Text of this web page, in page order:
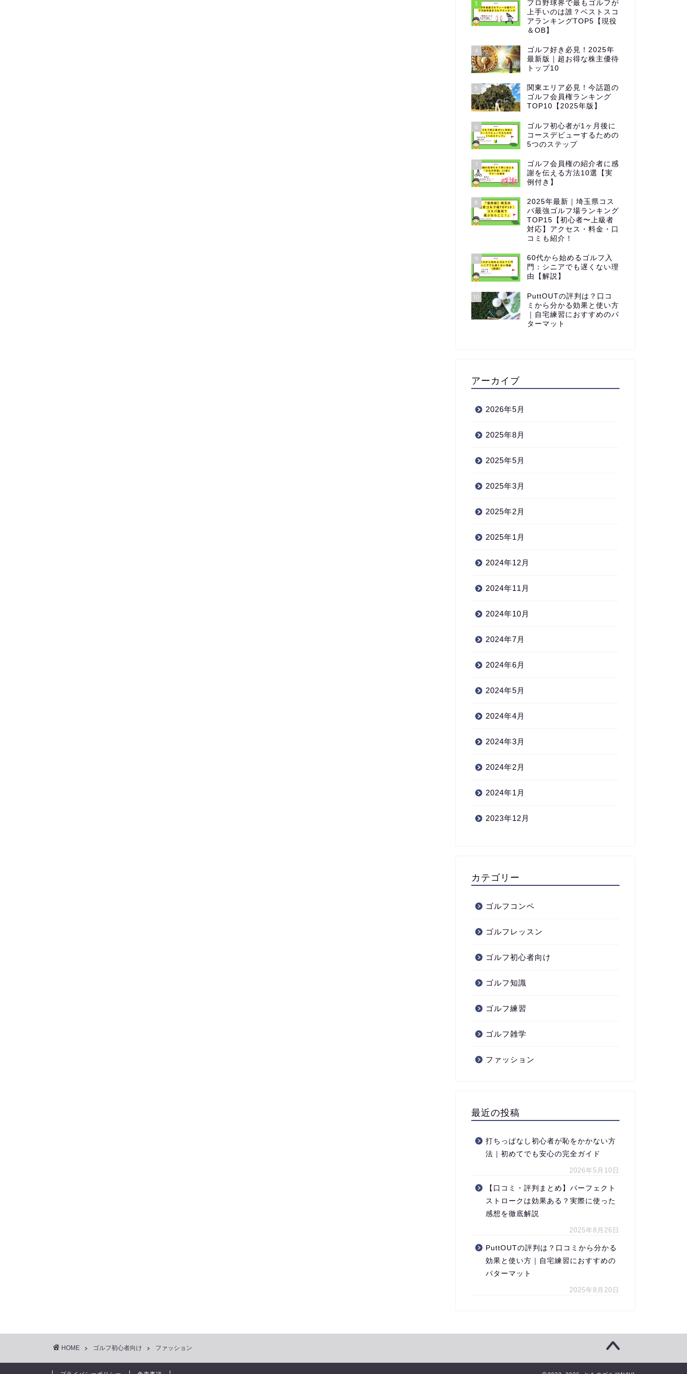
3
プロ野球界で最もゴルフが
上手いのは誰？ベストスコ
アランキングTOP5【現役
＆OB】
4
ゴルフ好き必見！2025年
最新版｜超お得な株主優待
トップ10
5
関東エリア必見！今話題の
ゴルフ会員権ランキング
TOP10【2025年版】
6
ゴルフ初心者が1ヶ月後に
コースデビューするための
5つのステップ
7
ゴルフ会員権の紹介者に感
謝を伝える方法10選【実
例付き】
8
2025年最新｜埼玉県コス
パ最強ゴルフ場ランキング
TOP15【初心者〜上級者
対応】アクセス・料金・口
コミも紹介！
9
60代から始めるゴルフ入
門：シニアでも遅くない理
由【解説】
10
PuttOUTの評判は？口コ
ミから分かる効果と使い方
｜自宅練習におすすめのパ
ターマット
アーカイブ
2026年5月
2025年8月
2025年5月
2025年3月
2025年2月
2025年1月
2024年12月
2024年11月
2024年10月
2024年7月
2024年6月
2024年5月
2024年4月
2024年3月
2024年2月
2024年1月
2023年12月
カテゴリー
ゴルフコンペ
ゴルフレッスン
ゴルフ初心者向け
ゴルフ知識
ゴルフ練習
ゴルフ雑学
ファッション
最近の投稿
打ちっぱなし初心者が恥をかかない方
法｜初めてでも安心の完全ガイド
2026年5月10日
【口コミ・評判まとめ】パーフェクト
ストロークは効果ある？実際に使った
感想を徹底解説
2025年8月26日
PuttOUTの評判は？口コミから分かる
効果と使い方｜自宅練習におすすめの
パターマット
2025年8月20日
HOME ゴルフ初心者向け ファッション